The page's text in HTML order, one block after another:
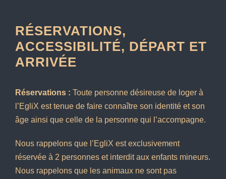
RÉSERVATIONS,
ACCESSIBILITÉ, DÉPART ET
ARRIVÉE
Réservations : Toute personne désireuse de loger à
l’EgliX est tenue de faire connaître son identité et son
âge ainsi que celle de la personne qui l’accompagne.
Nous rappelons que l’EgliX est exclusivement
réservée à 2 personnes et interdit aux enfants mineurs.
Nous rappelons que les animaux ne sont pas